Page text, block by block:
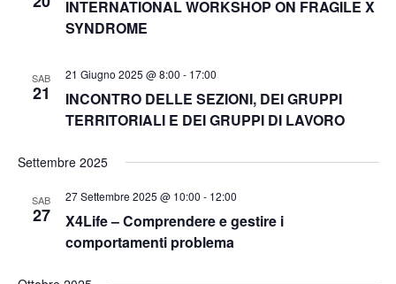
e
c
a
e
N
a
INTERNATIONAL WORKSHOP ON FRAGILE X
SYNDROME
SAB
21
21 Giugno 2025 @ 8:00 - 17:00
INCONTRO DELLE SEZIONI, DEI GRUPPI
TERRITORIALI E DEI GRUPPI DI LAVORO
Settembre 2025
SAB
27
27 Settembre 2025 @ 10:00 - 12:00
X4Life – Comprendere e gestire i
comportamenti problema